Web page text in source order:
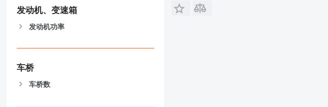
发动机、变速箱
发动机功率
车桥
车桥数